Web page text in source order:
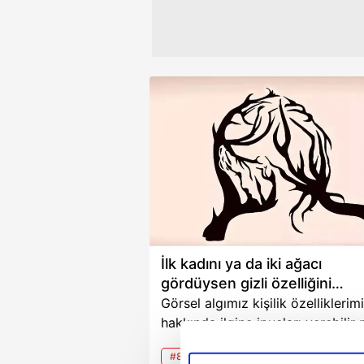
İlk kadını ya da iki ağacı
gördüysen gizli özelliğini
çözüyorsun
Görsel algımız kişilik
hakkında ilginç ipuçları verebilir
#8 Mart Dünya Kadınlar